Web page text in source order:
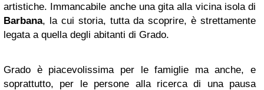
artistiche. Immancabile anche una gita alla vicina isola di
Barbana, la cui storia, tutta da scoprire, è strettamente
legata a quella degli abitanti di Grado.
Grado è piacevolissima per le famiglie ma anche, e
soprattutto, per le persone alla ricerca di una pausa